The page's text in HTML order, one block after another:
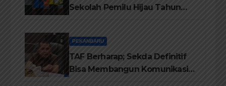
Sekolah Pemilu Hijau Tahun
Lingkungan
PEKANBARU
TAF Berharap; Sekda Definitif
Bisa Membangun Komunikasi